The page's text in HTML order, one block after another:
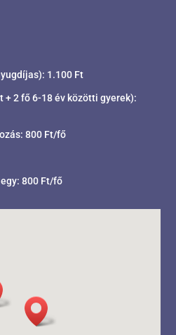
1.100 Ft
2 fő 6-18 év közötti gyerek):
800 Ft/fő
800 Ft/fő